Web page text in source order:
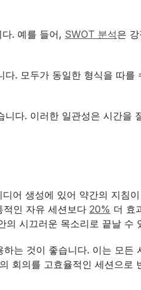
. 예를 들어, SWOT 분석은
. 모두가 동일한 형식을 따를
다. 이러한 일관성은 시간을
어 생성에 있어 약간의 지침
인 자유 세션보다 20% 더 효
의 시끄러운 목소리로 끝날 수
하는 것이 좋습니다. 이는 모든
회의를 고효율적인 세션으로